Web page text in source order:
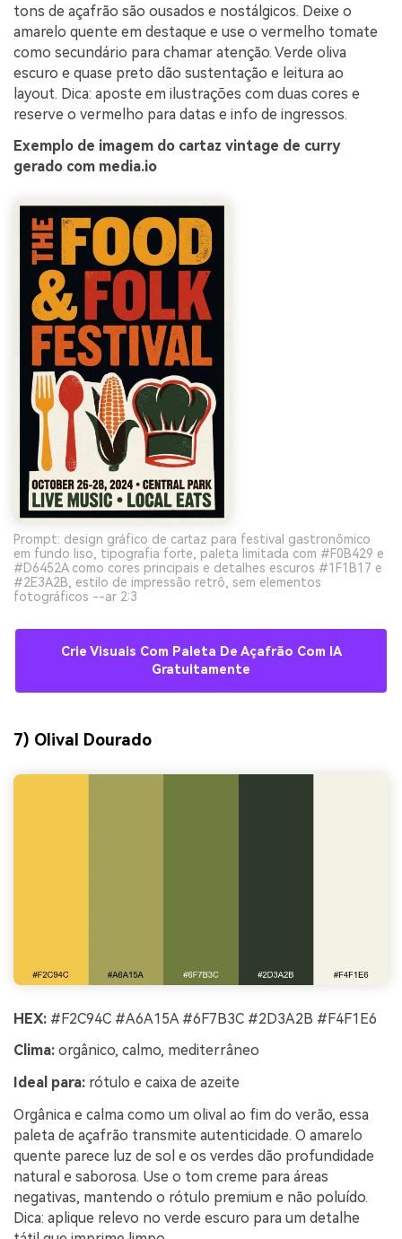
tons de açafrão são ousados e nostálgicos. Deixe o
amarelo quente em destaque e use o vermelho tomate
como secundário para chamar atenção. Verde oliva
escuro e quase preto dão sustentação e leitura ao
layout. Dica: aposte em ilustrações com duas cores e
reserve o vermelho para datas e info de ingressos.
Exemplo de imagem do cartaz vintage de curry
gerado com media.io
Prompt: design gráfico de cartaz para festival gastronômico
em fundo liso, tipografia forte, paleta limitada com #F0B429 e
#D6452A como cores principais e detalhes escuros #1F1B17 e
#2E3A2B, estilo de impressão retrô, sem elementos
fotográficos --ar 2:3
Crie Visuais Com Paleta De Açafrão Com IA
Gratuitamente
7) Olival Dourado
HEX: #F2C94C #A6A15A #6F7B3C #2D3A2B #F4F1E6
Clima: orgânico, calmo, mediterrâneo
Ideal para: rótulo e caixa de azeite
Orgânica e calma como um olival ao fim do verão, essa
paleta de açafrão transmite autenticidade. O amarelo
quente parece luz de sol e os verdes dão profundidade
natural e saborosa. Use o tom creme para áreas
negativas, mantendo o rótulo premium e não poluído.
Dica: aplique relevo no verde escuro para um detalhe